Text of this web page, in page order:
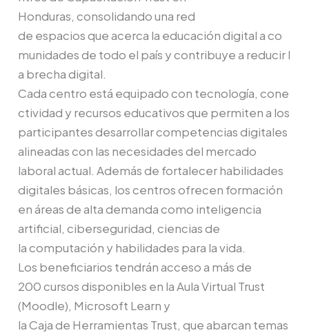
Honduras, consolidando una red
de espacios que acerca la educación digital a co
munidades de todo el país y contribuye a reducir l
a brecha digital.
Cada centro está equipado con tecnología, cone
ctividad y recursos educativos que permiten a los
participantes desarrollar competencias digitales
alineadas con las necesidades del mercado
laboral actual. Además de fortalecer habilidades
digitales básicas, los centros ofrecen formación
en áreas de alta demanda como inteligencia
artificial, ciberseguridad, ciencias de
la computación y habilidades para la vida.
Los beneficiarios tendrán acceso a más de
200 cursos disponibles en la Aula Virtual Trust
(Moodle), Microsoft Learn y
la Caja de Herramientas Trust, que abarcan temas